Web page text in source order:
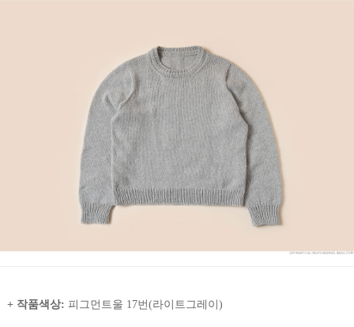
+ 작품색상: 피그먼트울 17번(라이트그레이)